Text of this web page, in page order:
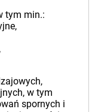
tym min.:
w tym
spornych i